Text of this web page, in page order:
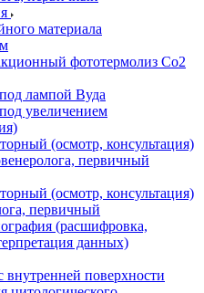
материала
фототермолиз Со2
лампой Вуда
увеличением
(осмотр, консультация)
первичный
(осмотр, консультация)
первичный
(расшифровка,
данных)
внутренней поверхности